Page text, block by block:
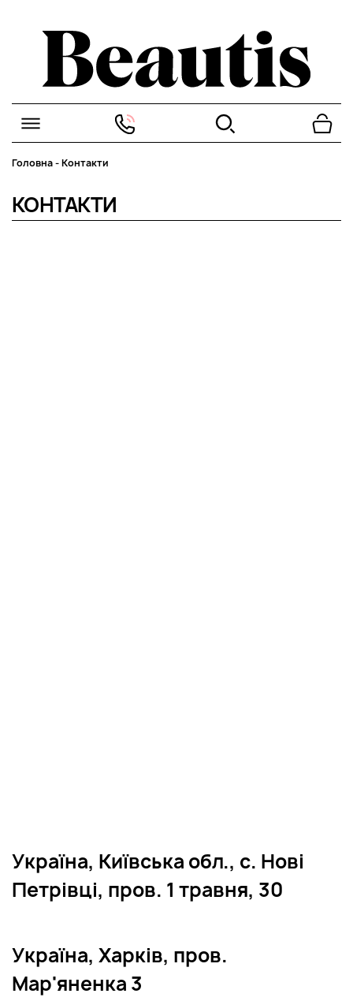
Головна-Контакти
КОНТАКТИ
Українa, Київська обл., с. Нові
Петрівці, пров. 1 травня, 30
Україна, Харків, пров.
Мар'яненка 3